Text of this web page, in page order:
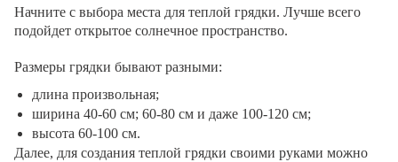
Начните с выбора места для теплой грядки. Лучше всего
подойдет открытое солнечное пространство.
Размеры грядки бывают разными:
длина произвольная;
ширина 40-60 см; 60-80 см и даже 100-120 см;
высота 60-100 см.
Далее, для создания теплой грядки своими руками можно